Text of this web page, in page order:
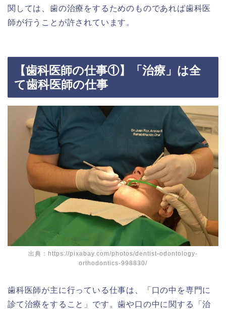
関しては、歯の治療をするためのものであれば歯科医
師が行うことが許されています。
【歯科医師の仕事①】「治療」は全
て歯科医師の仕事
出典：https://pixabay.com/photos/dentist-odontology-
orthodontics-998830/
歯科医師が主に行っている仕事は、「口の中を専門に
診て治療をすること」です。歯や口の中に関する「治